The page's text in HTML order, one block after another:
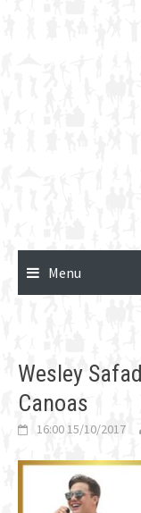
Menu
Wesley
Canoas
16:00 15/10/2017